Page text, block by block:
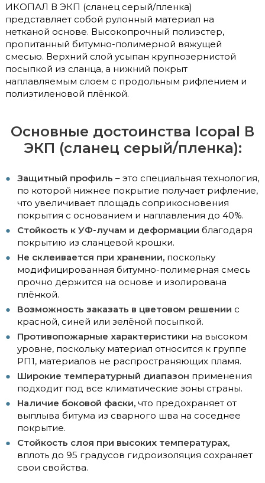
ИКОПАЛ В ЭКП (сланец серый/пленка)
представляет собой рулонный материал на
нетканой основе. Высокопрочный полиэстер,
пропитанный битумно-полимерной вяжущей
смесью. Верхний слой усыпан крупнозернистой
посыпкой из сланца, а нижний покрыт
наплавляемым слоем с продольным рифлением и
полиэтиленовой плёнкой.
Основные достоинства Icopal В
ЭКП (сланец серый/пленка):
Защитный профиль – это специальная технология,
по которой нижнее покрытие получает рифление,
что увеличивает площадь соприкосновения
покрытия с основанием и наплавления до 40%.
Стойкость к УФ-лучам и деформации благодаря
покрытию из сланцевой крошки.
Не склеивается при хранении, поскольку
модифицированная битумно-полимерная смесь
прочно держится на основе и изолирована
плёнкой.
Возможность заказать в цветовом решении с
красной, синей или зелёной посыпкой.
Противопожарные характеристики на высоком
уровне, поскольку материал относится к группе
РП1, материалов не распространяющих пламя.
Широкие температурный диапазон применения
подходит под все климатические зоны страны.
Наличие боковой фаски, что предохраняет от
выплыва битума из сварного шва на соседнее
покрытие.
Стойкость слоя при высоких температурах,
вплоть до 95 градусов гидроизоляция сохраняет
свои свойства.